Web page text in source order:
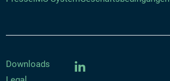
Downloads